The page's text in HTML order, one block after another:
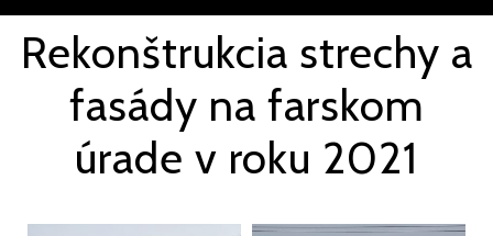
menu
Rekonštrukcia strechy a
fasády na farskom
úrade v roku 2021